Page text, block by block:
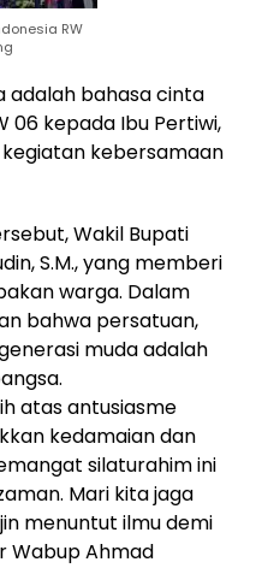
RW
adalah bahasa cinta
06 kepada Ibu Pertiwi,
kebersamaan
Wakil Bupati
S.M., yang memberi
warga. Dalam
bahwa persatuan,
muda adalah
atas antusiasme
kedamaian dan
silaturahim ini
Mari kita jaga
menuntut ilmu demi
Wabup Ahmad